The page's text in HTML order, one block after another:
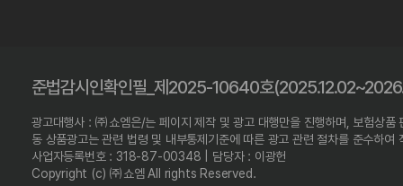
준법감시인확인필_제2025-10640호
광고대행사 : ㈜쇼엠은/는 페이지 제작 및 광고 대행만을 진행하며, 보험상품
동 상품광고는 관련 법령 및 내부통제기준에 따른 광고 관련 절차를 준수하여
사업자등록번호 : 318-87-00348 | 담당자 : 이광헌
Copyright (c) ㈜쇼엠 All rights Reserved.